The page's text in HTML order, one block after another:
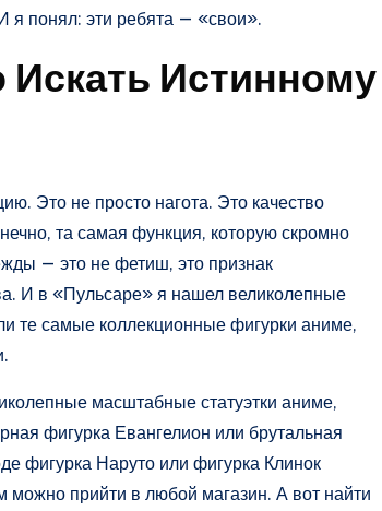
я понял: эти ребята — «свои».
Искать Истинному
Это не просто нагота. Это качество
та самая функция, которую скромно
— это не фетиш, это признак
И в «Пульсаре» я нашел великолепные
те самые коллекционные фигурки аниме,
масштабные статуэтки аниме,
фигурка Евангелион или брутальная
фигурка Наруто или фигурка Клинок
прийти в любой магазин. А вот найти